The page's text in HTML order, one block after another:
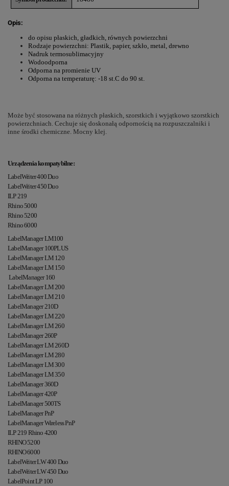
Opis:
do opisu płaskich, gładkich, równych powierzchni
Rodzaje powierzchni: Plastik, papier, szkło, metal, drewno
Nadruk termosublimacyjny
Wodoodporna
Odporna na promienie UV
Odporna na temperaturę: -18 st.C do 90 st.
Może być stosowana na różnych płaskich, szorstkich i wyjątkowo szorstkich
powierzchniach. Cechuje się doskonałą odpornością na rozpuszczalniki i
inne środki chemiczne. Mocny klej.
Urządzenia kompatybilne:
LabelWriter 400 Duo
LabelWriter 450 Duo
ILP 219
Rhino 5000
Rhino 5200
Rhino 6000
LabelManager LM100
LabelManager 100PLUS
LabelManager LM 120
LabelManager LM 150
LabelManager 160
LabelManager LM 200
LabelManager LM 210
LabelManager 210D
LabelManager LM 220
LabelManager LM 260
LabelManager 260P
LabelManager LM 260D
LabelManager LM 280
LabelManager LM 300
LabelManager LM 350
LabelManager 360D
LabelManager 420P
LabelManager 500TS
LabelManager PnP
LabelManager Wireless PnP
ILP 219 Rhino 4200
RHINO 5200
RHINO 6000
LabelWriter LW 400 Duo
LabelWriter LW 450 Duo
LabelPoint LP 100